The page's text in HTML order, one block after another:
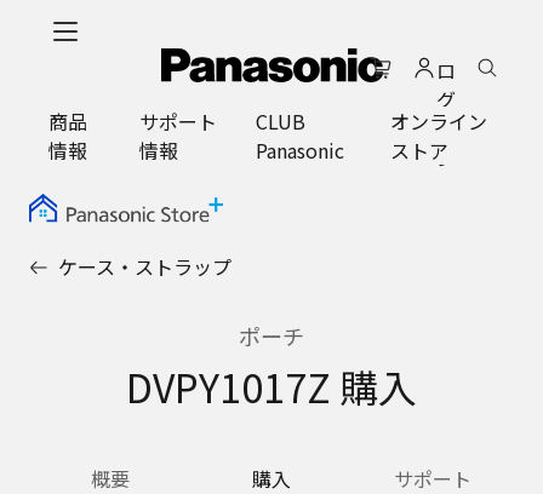
ロ
グ
イ
ン
商品
情報
サポート
情報
CLUB
Panasonic
オンライン
ストア
ケース・ストラップ
ポーチ
DVPY1017Z 購入
概要 購入 サポート